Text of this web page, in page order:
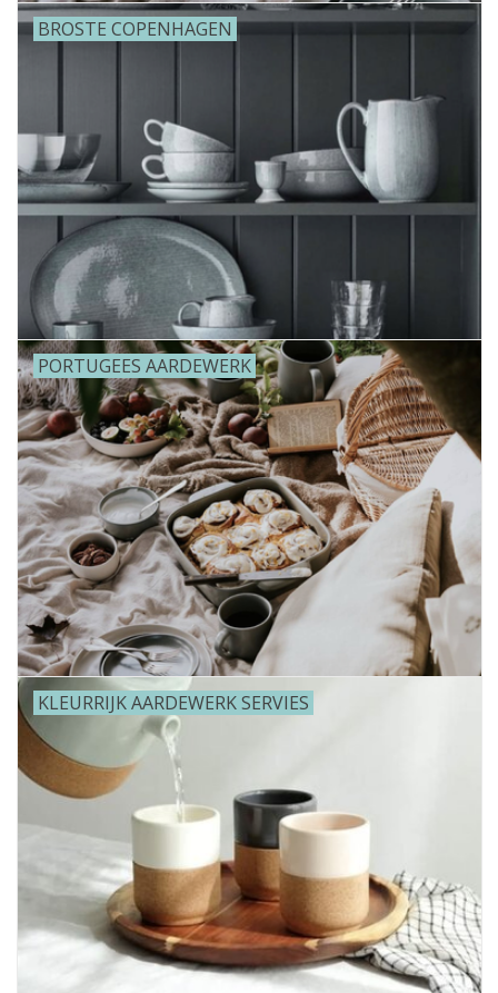
BROSTE COPENHAGEN
PORTUGEES AARDEWERK
KLEURRIJK AARDEWERK SERVIES